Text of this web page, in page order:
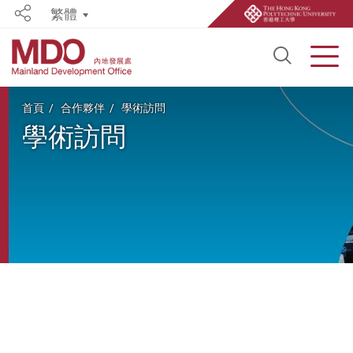
Open
Share繁體
首頁 合作夥伴 學術訪問
學術訪問